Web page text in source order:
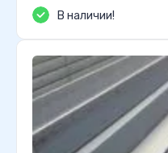
В наличии!